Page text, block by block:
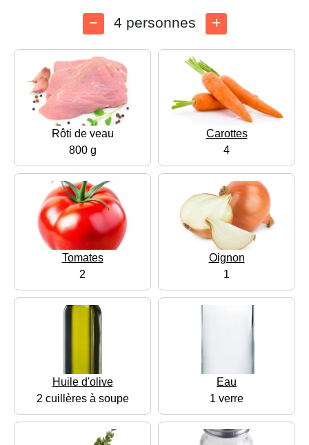
4 personnes
Rôti de veau
800 g
Carottes
4
Tomates
2
Oignon
1
Huile d'olive
2 cuillères à soupe
Eau
1 verre